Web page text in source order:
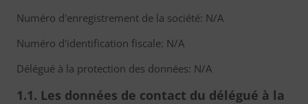
Numéro d'enregistrement de la société: N/A
Numéro d'identification fiscale: N/A
Délégué à la protection des données: N/A
1.1. Les données de contact du délégué à la